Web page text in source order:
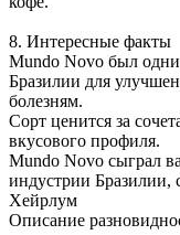
8. Интересные факты
Mundo Novo был
Бразилии для
болезням.
Сорт ценится за
вкусового профиля.
Mundo Novo сыграл
индустрии Бразилии,
Хейрлум
Описание